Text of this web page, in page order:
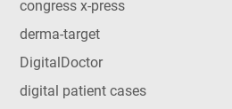
congress x-press
derma-target
DigitalDoctor
digital patient cases